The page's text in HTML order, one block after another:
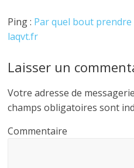
Ping : Par quel bout prendre
laqvt.fr
Laisser un
Votre adresse de
champs obligatoires sont
Commentaire